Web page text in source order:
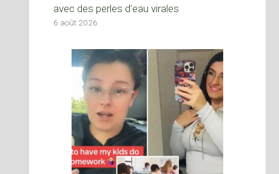
avec des perles d’eau virales
6 août 2026